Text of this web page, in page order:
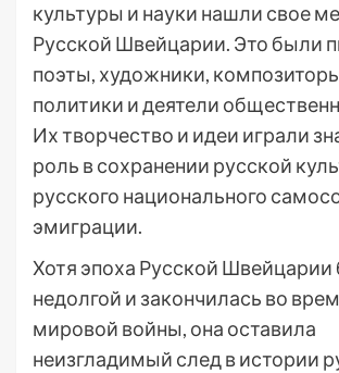
культуры и науки нашли свое
Русской Швейцарии. Это были
поэты, художники,
политики и деятели
Их творчество и идеи играли
роль в сохранении русской
русского национального
эмиграции.
Хотя эпоха Русской Швейцарии
недолгой и закончилась во
мировой войны, она оставила
неизгладимый след в истории